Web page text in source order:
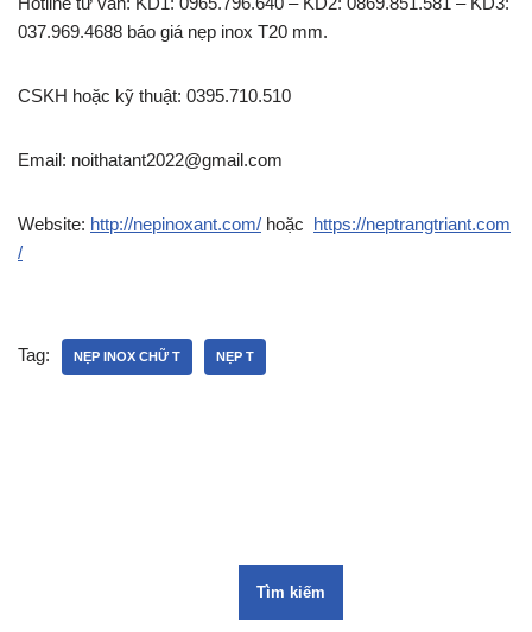
037.969.4688 báo giá nẹp inox T20 mm.
CSKH hoặc kỹ thuật: 0395.710.510
Email: noithatant2022@gmail.com
Website: http://nepinoxant.com/ hoặc https://neptrangtriant.com
/
Tag: NẸP INOX CHỮ T NẸP T
Tìm kiếm